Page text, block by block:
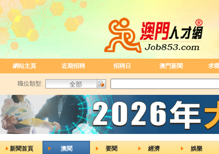
網站主頁 近期招聘 招聘日 澳門新聞 求
職位類型:
新聞首頁 澳聞 要聞 經濟 娛樂